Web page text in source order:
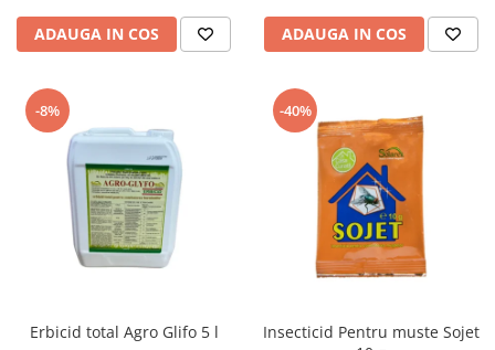
ADAUGA IN COS ADAUGA IN COS
-8%
Erbicid total Agro Glifo 5 l
-40%
Insecticid Pentru muste Sojet